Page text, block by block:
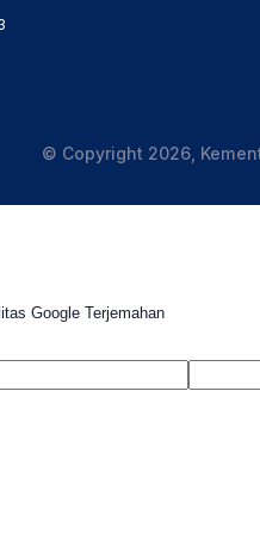
© Copyright 2026,
Google Terjemahan